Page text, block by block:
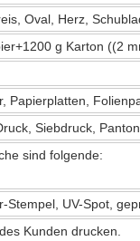
Oval, Herz,
g Karton ((2
Papierplatten,
Siebdruck,
sind folgende:
Stempel, UV-Spot,
Kunden drucken.